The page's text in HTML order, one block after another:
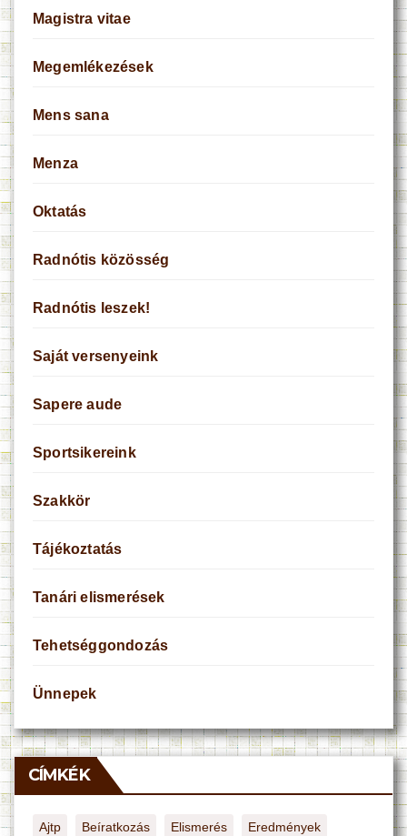
Magistra vitae
Megemlékezések
Mens sana
Menza
Oktatás
Radnótis közösség
Radnótis leszek!
Saját versenyeink
Sapere aude
Sportsikereink
Szakkör
Tájékoztatás
Tanári elismerések
Tehetséggondozás
Ünnepek
CÍMKÉK
Ajtp Beíratkozás Elismerés Eredmények